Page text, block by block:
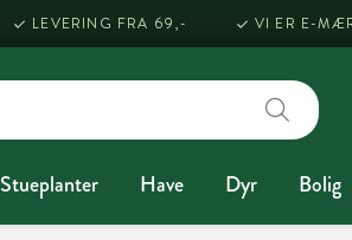
LEVERING FRA 69,- VI ER E-
Stueplanter Have Dyr Bolig